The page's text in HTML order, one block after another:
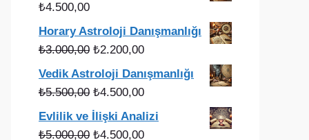
₺4.500,00
Horary Astroloji Danışmanlığı
₺3.000,00 Orijinal
fiyat:
₺3.000,00.
₺2.200,00Şu
fiyat:
Vedik Astroloji Danışmanlığı
₺5.500,00 Orijinal
fiyat:
₺5.500,00.
₺4.500,00Şu
andaki
fiyat:
Evlilik ve İlişki Analizi
₺5.000,00 Orijinal
₺4.500,00Şu